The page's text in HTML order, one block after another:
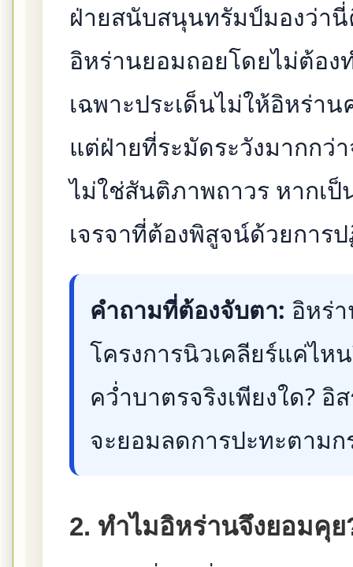
ฝ่ายสนับสนุนทรัมป์มองว่า
อิหร่านยอมถอยโดยไม่ต้อง
เฉพาะประเด็นไม่ให้อิหร่า
แต่ฝ่ายที่ระมัดระวังมากกว่
ไม่ใช่สันติภาพถาวร หากเ
เจรจาที่ต้องพิสูจน์ด้วยการ
คำถามที่ต้องจับตา: อิหร่
โครงการนิวเคลียร์แค่ไห
คว่ำบาตรจริงเพียงใด? อิ
จะยอมลดการปะทะตาม
2. ทำไมอิหร่านจึงยอมคุย